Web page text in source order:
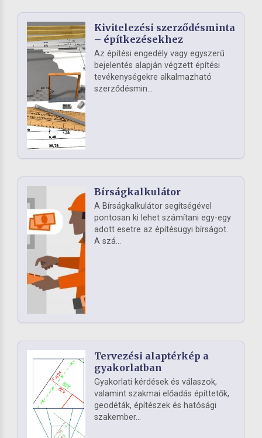
Kivitelezési szerződésminta
– építkezésekhez
Az építési engedély vagy egyszerű
bejelentés alapján végzett építési
tevékenységekre alkalmazható
szerződésmin...
Bírságkalkulátor
A Bírságkalkulátor segítségével
pontosan ki lehet számítani egy-egy
adott esetre az építésügyi bírságot.
A szá...
Tervezési alaptérkép a
gyakorlatban
Gyakorlati kérdések és válaszok,
valamint szakmai előadás építtetők,
geodéták, építészek és hatósági
szakember...